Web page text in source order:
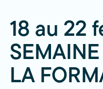
18 au 22
LA